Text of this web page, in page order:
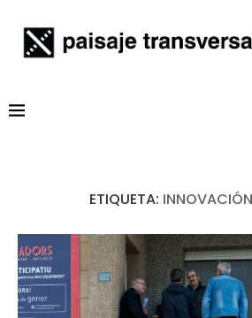
ETIQUETA: